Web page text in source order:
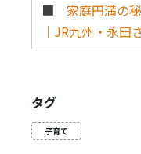
■家庭円満の
｜JR九州・永田
タグ
子育て